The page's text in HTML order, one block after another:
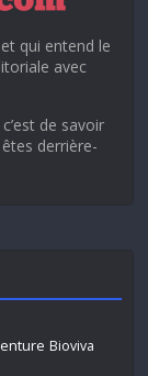
qui entend le
avec
de savoir
derrière-
Bioviva